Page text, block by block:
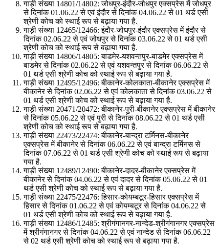
गाड़ी संख्या 14801/14802: जोधपुर-इंदौर-जोधपुर एक्सप्रेस में जोधपुर
से दिनांक 01.06.22 से एवं इंदौर से दिनांक 04.06.22 से 01 थर्ड एसी
श्रेणी कोच को स्थाई रूप से बढ़ाया गया है.
गाड़ी संख्या 12465/12466: इंदौर-जोधपुर-इंदौर एक्सप्रेस में इंदौर से
दिनांक 02.06.22 से एवं जोधपुर से दिनांक 03.06.22 से 01 थर्ड एसी
श्रेणी कोच को स्थाई रूप से बढ़ाया गया है.
गाड़ी संख्या 14806/14805: बाडमेर-यशवन्तपुर-बाडमेर एक्सप्रेस में
बाडमेर से दिनांक 02.06.22 से एवं यशवन्तपुर से दिनांक 06.06.22 से
01 थर्ड एसी श्रेणी कोच को स्थाई रूप से बढ़ाया गया है.
गाड़ी संख्या 12495/12496: बीकानेर-कोलकाता-बीकानेर एक्सप्रेस में
बीकानेर से दिनांक 02.06.22 से एवं कोलकाता से दिनांक 03.06.22 से
01 थर्ड एसी श्रेणी कोच को स्थाई रूप से बढ़ाया गया है.
गाड़ी संख्या 20471/20472: बीकानेर-पुरी-बीकानेर एक्सप्रेस में बीकानेर
से दिनांक 05.06.22 से एवं पुरी से दिनांक 08.06.22 से 01 थर्ड एसी
श्रेणी कोच को स्थाई रूप से बढ़ाया गया है.
गाड़ी संख्या 22473/22474: बीकानेर-बान्द्रा टर्मिनस-बीकानेर
एक्सप्रेस में बीकानेर से दिनांक 06.06.22 से एवं बान्द्रा टर्मिनस से
दिनांक 07.06.22 से 01 थर्ड एसी श्रेणी कोच को स्थाई रूप से बढ़ाया
गया है.
गाड़ी संख्या 12489/12490: बीकानेर-दादर-बीकानेर एक्सप्रेस में
बीकानेर से दिनांक 04.06.22 से एवं दादर से दिनांक 05.06.22 से 01
थर्ड एसी श्रेणी कोच को स्थाई रूप से बढ़ाया गया है.
गाड़ी संख्या 22475/22476: हिसार-कोयम्बटूर-हिसार एक्सप्रेस में
हिसार से दिनांक 01.06.22 से एवं कोयम्बटूर से दिनांक 04.06.22 से
01 थर्ड एसी श्रेणी कोच को स्थाई रूप से बढ़ाया गया है.
गाड़ी संख्या 12486/12485: श्रीगंगानगर-नान्देड-श्रीगंगानगर एक्सप्रेस
में श्रीगंगानगर से दिनांक 04.06.22 से एवं नान्देड से दिनांक 06.06.22
से 02 थर्ड एसी श्रेणी कोच को स्थाई रूप से बढ़ाया गया है.